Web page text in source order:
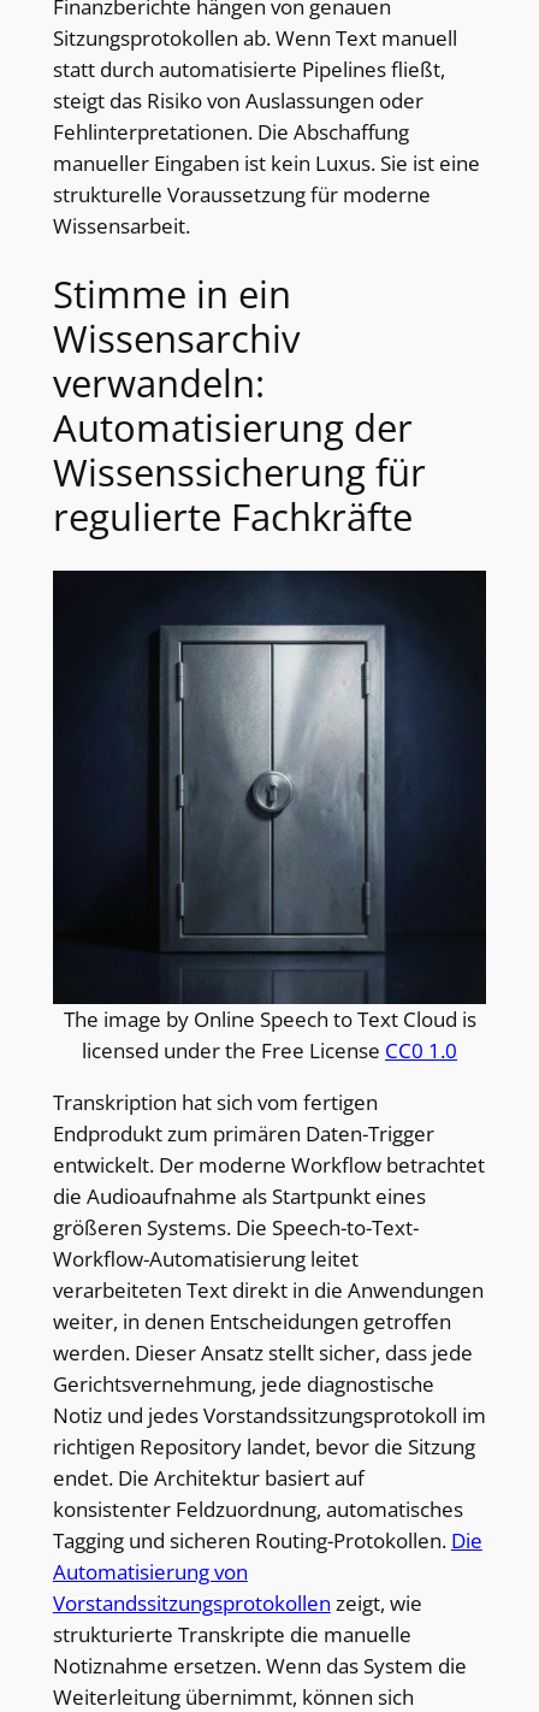
Finanzberichte hängen von genauen
Sitzungsprotokollen ab. Wenn Text manuell
statt durch automatisierte Pipelines fließt,
steigt das Risiko von Auslassungen oder
Fehlinterpretationen. Die Abschaffung
manueller Eingaben ist kein Luxus. Sie ist eine
strukturelle Voraussetzung für moderne
Wissensarbeit.
Stimme in ein
Wissensarchiv
verwandeln:
Automatisierung der
Wissenssicherung für
regulierte Fachkräfte
The image by Online Speech to Text Cloud is
licensed under the Free License CC0 1.0
Transkription hat sich vom fertigen
Endprodukt zum primären Daten-Trigger
entwickelt. Der moderne Workflow betrachtet
die Audioaufnahme als Startpunkt eines
größeren Systems. Die Speech-to-Text-
Workflow-Automatisierung leitet
verarbeiteten Text direkt in die Anwendungen
weiter, in denen Entscheidungen getroffen
werden. Dieser Ansatz stellt sicher, dass jede
Gerichtsvernehmung, jede diagnostische
Notiz und jedes Vorstandssitzungsprotokoll im
richtigen Repository landet, bevor die Sitzung
endet. Die Architektur basiert auf
konsistenter Feldzuordnung, automatisches
Tagging und sicheren Routing-Protokollen. Die
Automatisierung von
Vorstandssitzungsprotokollen zeigt, wie
strukturierte Transkripte die manuelle
Notiznahme ersetzen. Wenn das System die
Weiterleitung übernimmt, können sich